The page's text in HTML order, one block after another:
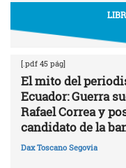
[.pdf 45 pág]
El mito del
Ecuador: Guerra
Rafael Correa y
candidato de la
Dax Toscano Segovia